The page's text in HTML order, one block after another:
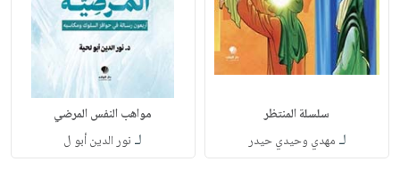
سلسلة المنتظر
لـ مهدي وحيدي حيدر
مواهب النفس المرضي
لـ نور الدين أبو ل